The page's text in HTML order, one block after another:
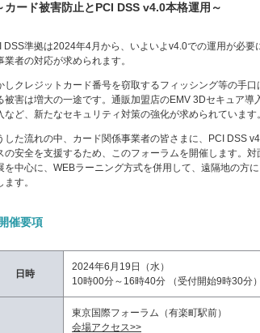
カード被害防止とPCI DSS v4.0本格運用～
DSS準拠は2024年4月から、いよいよv4.0での運用が必要
業者の対応が求められます。
しクレジットカード番号を窃取するフィッシング等の手
被害は増大の一途です。通販加盟店のEMV 3Dセキュア導
など、新たなセキュリティ対策の強化が求められています。
した流れの中、カード関係事業者の皆さまに、PCI DSS
の安全を支援するため、このフォーラムを開催します。
を中心に、WEBラーニング方式を併用して、遠隔地の方
ます。
開催要項
日時
2024年6月19日（水）
10時00分～16時40分 （受付開始9時30分）
東京国際フォーラム（有楽町駅前）
会場アクセス>>